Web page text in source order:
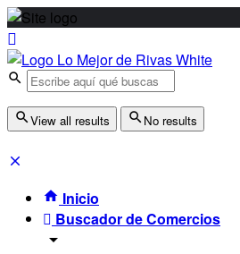
View all results No results
Inicio
Buscador de Comercios